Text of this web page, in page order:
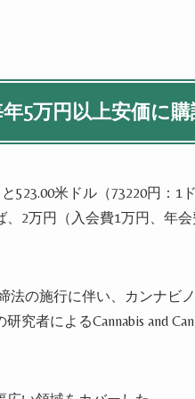
5万円以上安価に
523.00米ドル（73220円： 1
2万円（入会費1万円、年
法の施行に伴い、カンナビ
研究者によるCannabis and